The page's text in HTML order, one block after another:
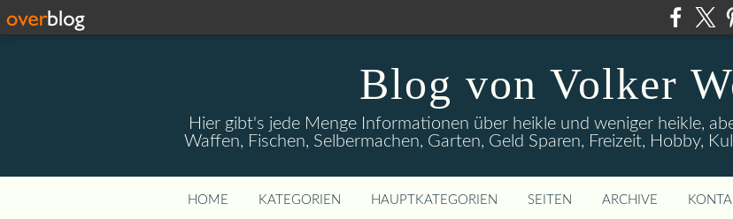
Blog von Volker
Hier gibt's jede Menge Informationen über heikle und weniger heikle,
Waffen, Fischen, Selbermachen, Garten, Geld Sparen, Freizeit, Hobby,
HOME KATEGORIEN HAUPTKATEGORIEN SEITEN ARCHIVE